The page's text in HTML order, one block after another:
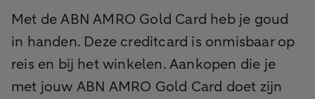
Met de ABN AMRO Gold Card heb je goud
in handen. Deze creditcard is onmisbaar op
reis en bij het winkelen. Aankopen die je
met jouw ABN AMRO Gold Card doet zijn